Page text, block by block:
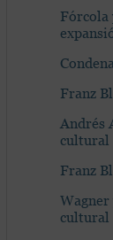
Fórcola
Franz
Andrés
cultural
Franz
Wagner
cultural